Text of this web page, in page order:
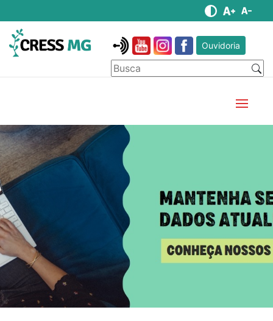
Ouvidoria